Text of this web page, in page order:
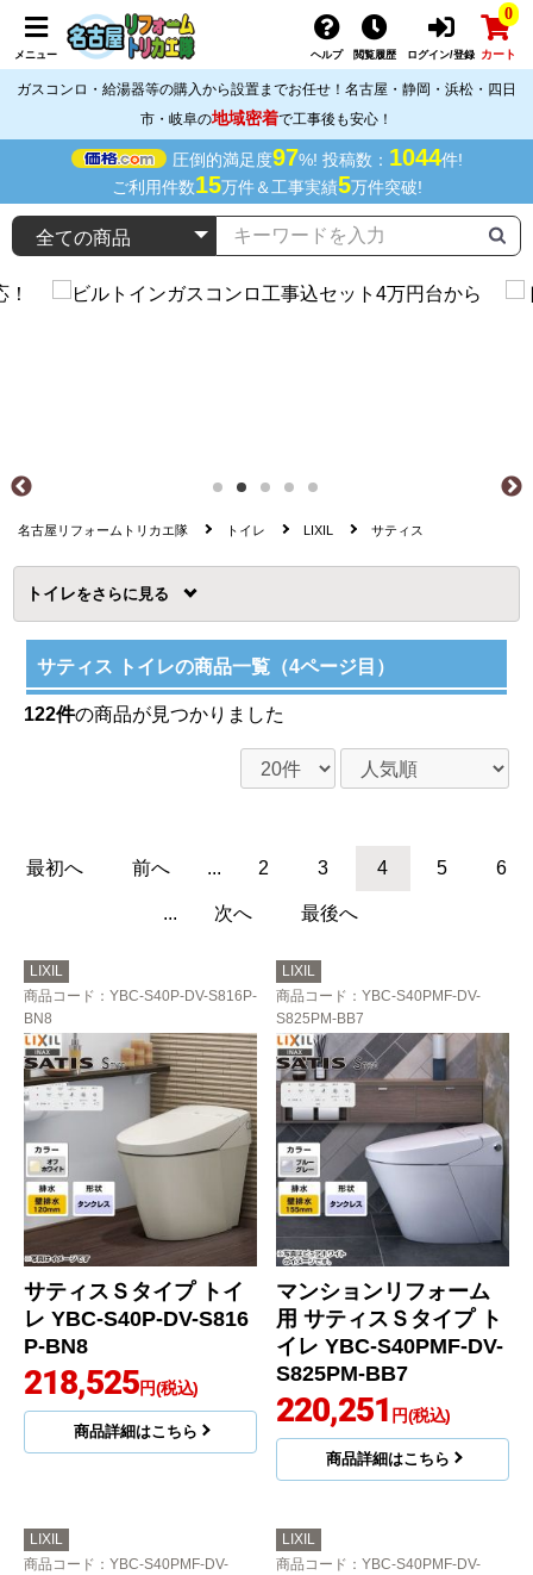
メニュー ヘルプ 閲覧履歴 ログイン/登録
0
カート
ガスコンロ・給湯器等の購入から設置までお任せ！名古屋・静岡・浜松・四日
市・岐阜の地域密着で工事後も安心！
圧倒的満足度97%! 投稿数： 1044件!
ご利用件数15万件＆工事実績5万件突破!
名古屋リフォームトリカエ隊 トイレ LIXIL サティス
トイレを
サティス トイレの商品一覧（4ページ目）
122件の商品が見つかりました
最初へ 前へ ... 2 3 4 5 6
... 次へ 最後へ
LIXIL
商品コード ：YBC-S40P-DV-S816P-
BN8
サティスＳタイプ トイ
レ YBC-S40P-DV-S816
P-BN8
218,525円(税込)
商品詳細はこちら
LIXIL
商品コード ：YBC-S40PMF-DV-
S825PM-BB7
マンションリフォーム
用 サティスＳタイプ ト
イレ YBC-S40PMF-DV-
S825PM-BB7
220,251 円(税込)
商品詳細はこちら
LIXIL
商品コード ：YBC-S40PMF-DV-
LIXIL
商品コード ：YBC-S40PMF-DV-